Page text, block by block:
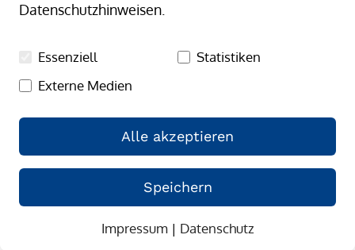
Datenschutzhinweisen.
Essenziell
Statistiken
Externe Medien
Alle akzeptieren
Speichern
Impressum| Datenschutz
Anfang
EX-BAND Kreuz- Gummiband, pink
Mehr Informationen, dass es sich um echte